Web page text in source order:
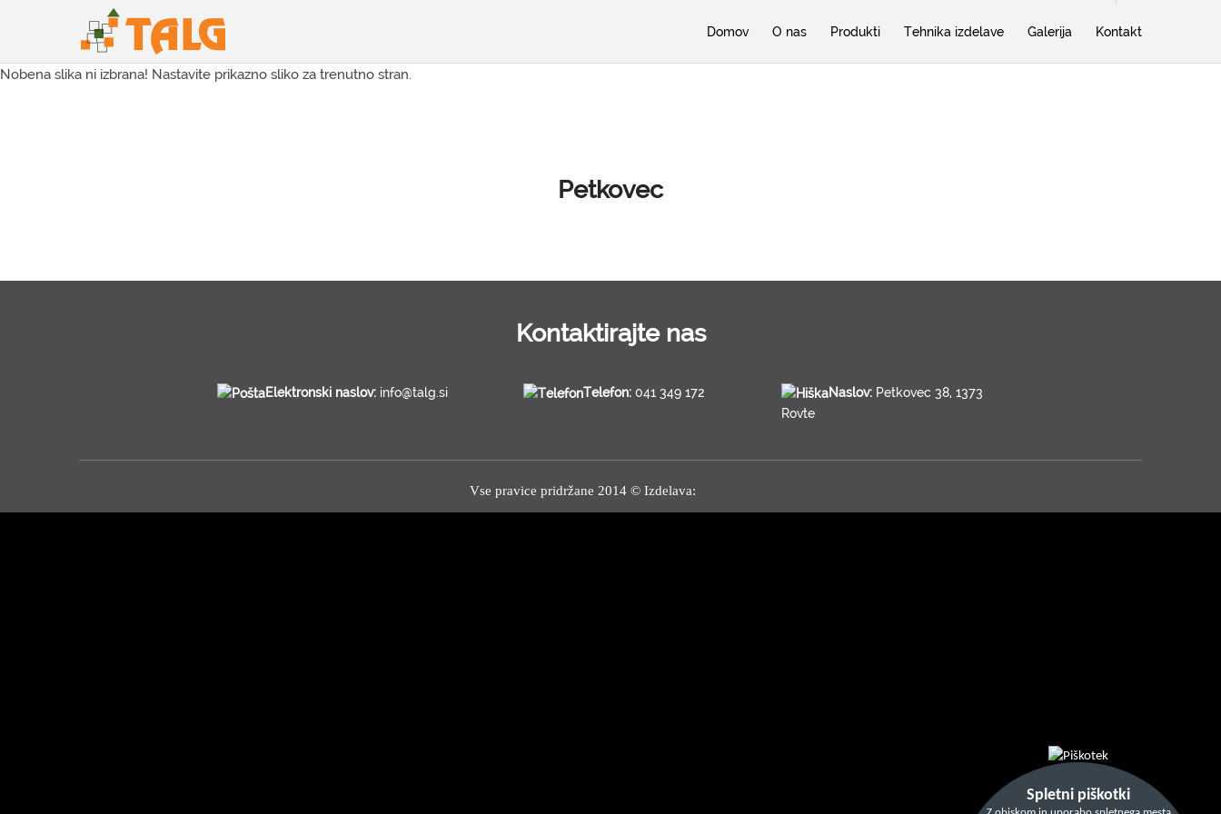
Domov O nas Produkti Tehnika izdelave Galerija Kontakt
Nobena slika ni izbrana! Nastavite prikazno sliko za trenutno stran.
Petkovec
Kontaktirajte nas
Elektronski naslov: info@talg.si Telefon: 041 349 172 Naslov: Petkovec 38, 1373
Rovte
Vse pravice pridržane 2014 © Izdelava:
Spletni piškotki